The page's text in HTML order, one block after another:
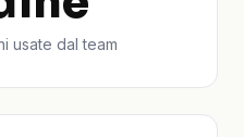
usate dal team